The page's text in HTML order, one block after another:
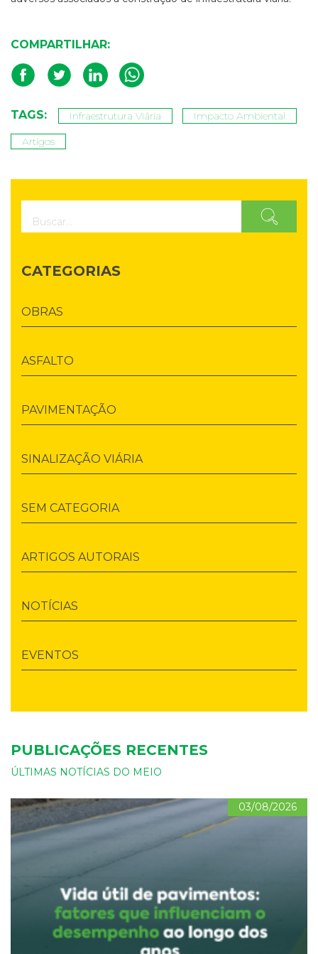
COMPARTILHAR:
TAGS: Infraestrutura Viária
Impacto Ambiental
Artigos
CATEGORIAS
OBRAS
ASFALTO
PAVIMENTAÇÃO
SINALIZAÇÃO VIÁRIA
SEM CATEGORIA
ARTIGOS AUTORAIS
NOTÍCIAS
EVENTOS
PUBLICAÇÕES RECENTES
ÚLTIMAS NOTÍCIAS DO MEIO
03/08/2026